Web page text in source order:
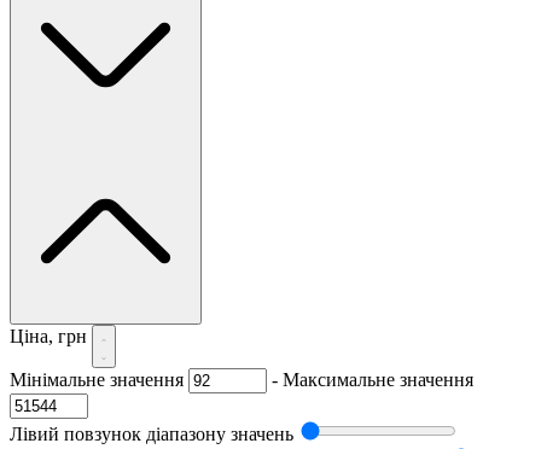
Ціна, грн
Мінімальне значення - Максимальне значення
Лівий повзунок діапазону значень